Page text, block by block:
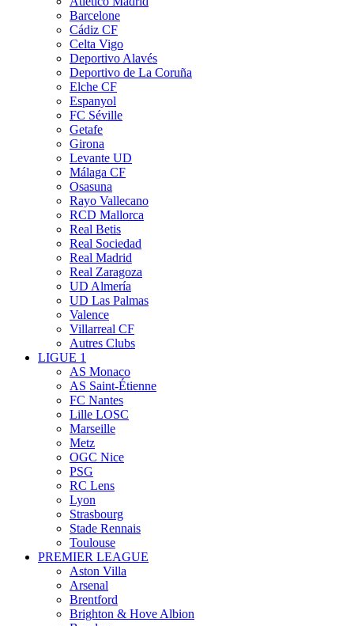
Barcelone
Cádiz CF
Celta Vigo
Deportivo Alavés
Deportivo de La Coruña
Elche CF
Espanyol
FC Séville
Getafe
Girona
Levante UD
Málaga CF
Osasuna
Rayo Vallecano
RCD Mallorca
Real Betis
Real Sociedad
Real Madrid
Real Zaragoza
UD Almería
UD Las Palmas
Valence
Villarreal CF
Autres Clubs
LIGUE 1
AS Monaco
AS Saint-Étienne
FC Nantes
Lille LOSC
Marseille
Metz
OGC Nice
PSG
RC Lens
Lyon
Strasbourg
Stade Rennais
Toulouse
PREMIER LEAGUE
Aston Villa
Arsenal
Brentford
Brighton & Hove Albion